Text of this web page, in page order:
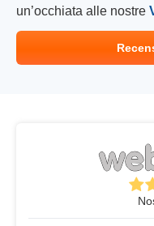
un’occhiata alle nostre